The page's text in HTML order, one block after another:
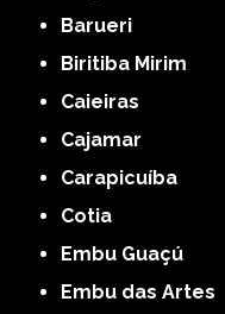
Barueri
Biritiba Mirim
Caieiras
Cajamar
Carapicuíba
Cotia
Embu Guaçú
Embu das Artes